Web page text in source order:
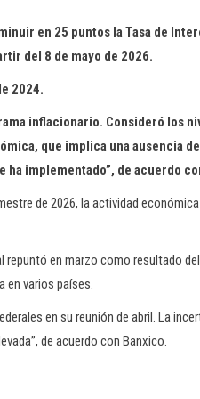
en 25 puntos la Tasa de
del 8 de mayo de 2026.
2024.
inflacionario. Consideró los
que implica una ausencia
implementado”, de acuerdo
de 2026, la actividad
repuntó en marzo como resultado
en varios países.
en su reunión de abril. La
de acuerdo con Banxico.